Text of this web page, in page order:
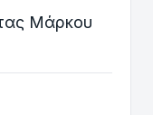
Μάρκου